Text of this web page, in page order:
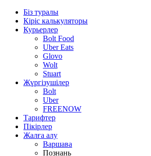
Біз туралы
Кіріс калькуляторы
Курьерлер
Bolt Food
Uber Eats
Glovo
Wolt
Stuart
Жүргізушілер
Bolt
Uber
FREENOW
Тарифтер
Пікірлер
Жалға алу
Варшава
Познань